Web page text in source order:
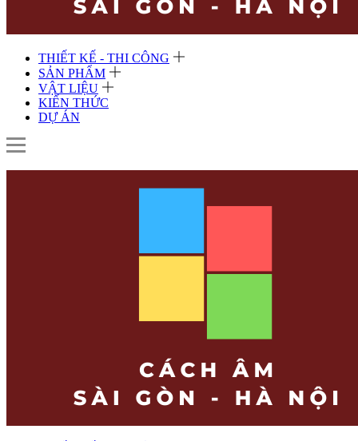
THIẾT KẾ - THI CÔNG
SẢN PHẨM
VẬT LIỆU
KIẾN THỨC
DỰ ÁN